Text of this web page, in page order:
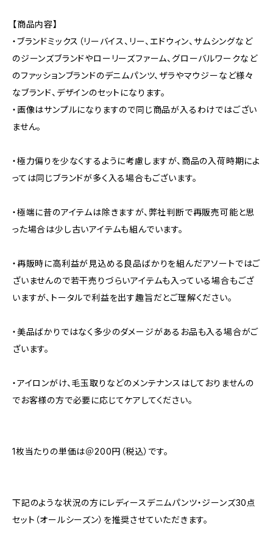
【商品内容】
・ブランドミックス（リーバイス、リー、エドウィン、サムシングなど
のジーンズブランドやローリーズファーム、グローバルワークなど
のファッションブランドのデニムパンツ、ザラやマウジーなど様々
なブランド、デザインのセットになります。
・画像はサンプルになりますので同じ商品が入るわけではござい
ません。
・極力偏りを少なくするように考慮しますが、商品の入荷時期によ
っては同じブランドが多く入る場合もございます。
・極端に昔のアイテムは除きますが、弊社判断で再販売可能と思
った場合は少し古いアイテムも組んでいます。
・再販時に高利益が見込める良品ばかりを組んだアソートではご
ざいませんので若干売りづらいアイテムも入っている場合もござ
いますが、トータルで利益を出す趣旨だとご理解ください。
・美品ばかりではなく多少のダメージがあるお品も入る場合がご
ざいます。
・アイロンがけ、毛玉取りなどのメンテナンスはしておりませんの
でお客様の方で必要に応じてケアしてください。
1枚当たりの単価は＠200円（税込）です。
下記のような状況の方にレディースデニムパンツ・ジーンズ30点
セット（オールシーズン）を推奨させていただきます。